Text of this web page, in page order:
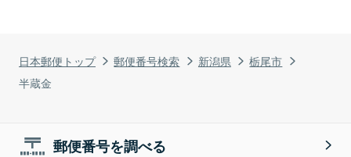
日本郵便トップ 郵便番号検索 新潟県
栃尾市
半蔵金
郵便番号を調べる